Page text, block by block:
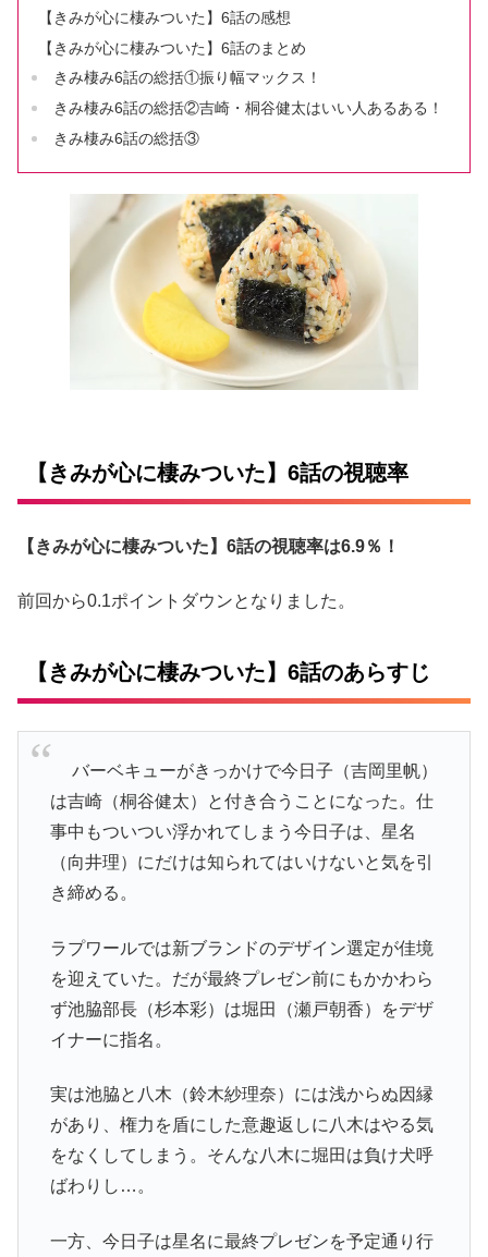
【きみが心に棲みついた】6話の感想
【きみが心に棲みついた】6話のまとめ
きみ棲み6話の総括①振り幅マックス！
きみ棲み6話の総括②吉崎・桐谷健太はいい人あるある！
きみ棲み6話の総括③
【きみが心に棲みついた】6話の視聴率
【きみが心に棲みついた】6話の視聴率は6.9％！
前回から0.1ポイントダウンとなりました。
【きみが心に棲みついた】6話のあらすじ
バーベキューがきっかけで今日子（吉岡里帆）
は吉崎（桐谷健太）と付き合うことになった。仕
事中もついつい浮かれてしまう今日子は、星名
（向井理）にだけは知られてはいけないと気を引
き締める。
ラプワールでは新ブランドのデザイン選定が佳境
を迎えていた。だが最終プレゼン前にもかかわら
ず池脇部長（杉本彩）は堀田（瀬戸朝香）をデザ
イナーに指名。
実は池脇と八木（鈴木紗理奈）には浅からぬ因縁
があり、権力を盾にした意趣返しに八木はやる気
をなくしてしまう。そんな八木に堀田は負け犬呼
ばわりし…。
一方、今日子は星名に最終プレゼンを予定通り行